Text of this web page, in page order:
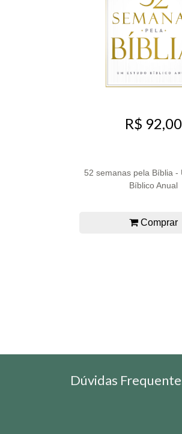
R$ 92,00
52 semanas pela Bíblia -
Bíblico Anual
Comprar
Dúvidas